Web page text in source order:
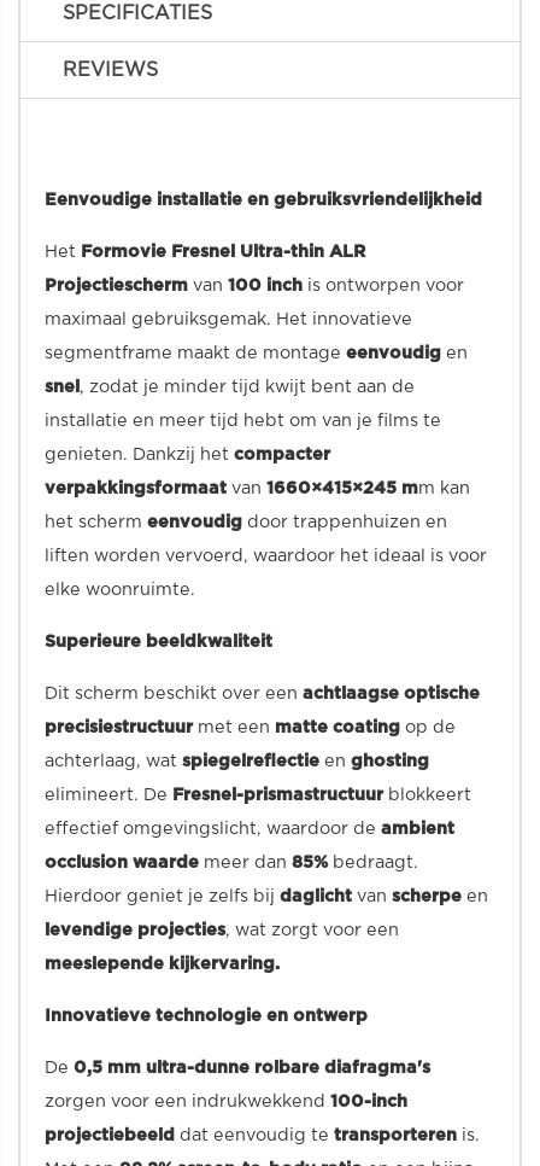
SPECIFICATIES
REVIEWS
Eenvoudige installatie en gebruiksvriendelijkheid
Het Formovie Fresnel Ultra-thin ALR
Projectiescherm van 100 inch is ontworpen voor
maximaal gebruiksgemak. Het innovatieve
segmentframe maakt de montage eenvoudig en
snel , zodat je minder tijd kwijt bent aan de
installatie en meer tijd hebt om van je films te
genieten. Dankzij het compacter
verpakkingsformaat van 1660×415×245 mm kan
het scherm eenvoudig door trappenhuizen en
liften worden vervoerd, waardoor het ideaal is voor
elke woonruimte.
Superieure beeldkwaliteit
Dit scherm beschikt over een achtlaagse optische
precisiestructuurmet een matte coating op de
achterlaag, wat spiegelreflectie en ghosting
elimineert. De Fresnel-prismastructuurblokkeert
effectief omgevingslicht, waardoor de ambient
occlusion waarde meer dan 85%bedraagt.
Hierdoor geniet je zelfs bij daglicht van scherpe en
levendige projecties, wat zorgt voor een
meeslepende kijkervaring.
Innovatieve technologie en ontwerp
De 0,5 mm ultra-dunne rolbare diafragma's
zorgen voor een indrukwekkend 100-inch
projectiebeeld dat eenvoudig te transporteren is.